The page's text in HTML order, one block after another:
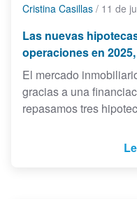
Cristina Casillas / 11 de
Las nuevas
operaciones en
El mercado
gracias a una
repasamos tres